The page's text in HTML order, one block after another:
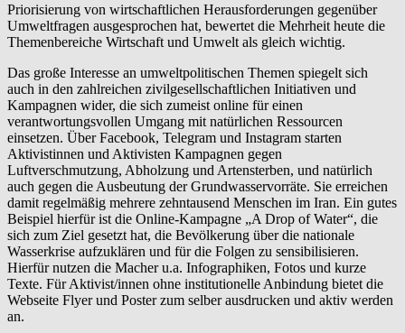
Priorisierung von wirtschaftlichen Herausforderungen gegenüber
Umweltfragen ausgesprochen hat, bewertet die Mehrheit heute die
Themenbereiche Wirtschaft und Umwelt als gleich wichtig.
Das große Interesse an umweltpolitischen Themen spiegelt sich
auch in den zahlreichen zivilgesellschaftlichen Initiativen und
Kampagnen wider, die sich zumeist online für einen
verantwortungsvollen Umgang mit natürlichen Ressourcen
einsetzen. Über Facebook, Telegram und Instagram starten
Aktivistinnen und Aktivisten Kampagnen gegen
Luftverschmutzung, Abholzung und Artensterben, und natürlich
auch gegen die Ausbeutung der Grundwasservorräte. Sie erreichen
damit regelmäßig mehrere zehntausend Menschen im Iran. Ein gutes
Beispiel hierfür ist die Online-Kampagne „A Drop of Water“, die
sich zum Ziel gesetzt hat, die Bevölkerung über die nationale
Wasserkrise aufzuklären und für die Folgen zu sensibilisieren.
Hierfür nutzen die Macher u.a. Infographiken, Fotos und kurze
Texte. Für Aktivist/innen ohne institutionelle Anbindung bietet die
Webseite Flyer und Poster zum selber ausdrucken und aktiv werden
an.